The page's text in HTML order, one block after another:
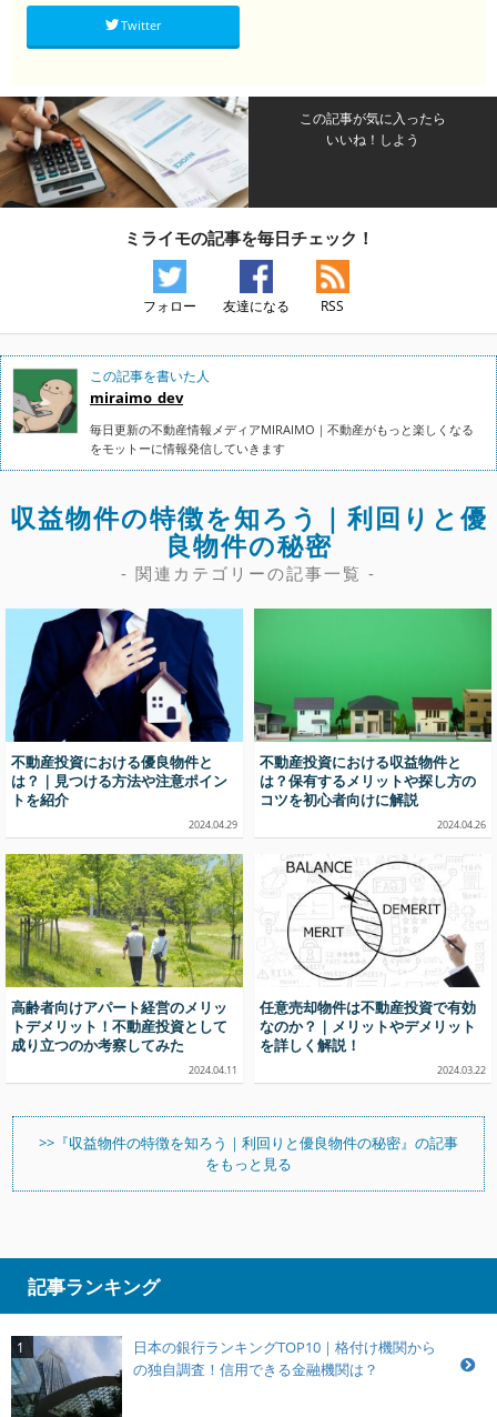
Twitter
この記事が気に入ったら
いいね！しよう
ミライモの記事を毎日チェック！
フォロー 友達になる RSS
この記事を書いた人
miraimo_dev
毎日更新の不動産情報メディアMIRAIMO｜不動産がもっと楽しくなる
をモットーに情報発信していきます
収益物件の特徴を知ろう｜利回りと優
良物件の秘密
- 関連カテゴリーの記事一覧 -
不動産投資における優良物件と
は？｜見つける方法や注意ポイン
トを紹介
2024.04.29
不動産投資における収益物件と
は？保有するメリットや探し方の
コツを初心者向けに解説
2024.04.26
高齢者向けアパート経営のメリッ
トデメリット！不動産投資として
成り立つのか考察してみた
2024.04.11
任意売却物件は不動産投資で有効
なのか？｜メリットやデメリット
を詳しく解説！
2024.03.22
>>『収益物件の特徴を知ろう｜利回りと優良物件の秘密』の記事
をもっと見る
記事ランキング
1
日本の銀行ランキングTOP10｜格付け機関から
の独自調査！信用できる金融機関は？